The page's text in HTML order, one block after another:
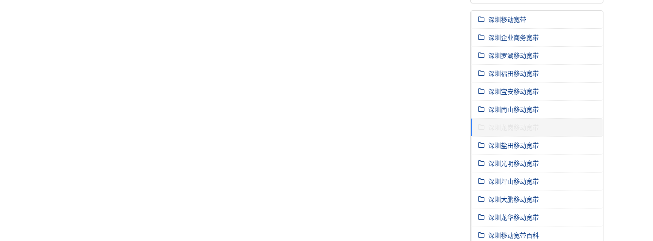
深圳移动宽带
深圳企业商务宽带
深圳罗湖移动宽带
深圳福田移动宽带
深圳宝安移动宽带
深圳南山移动宽带
深圳盐田移动宽带
深圳光明移动宽带
深圳坪山移动宽带
深圳大鹏移动宽带
深圳龙华移动宽带
深圳移动宽带百科